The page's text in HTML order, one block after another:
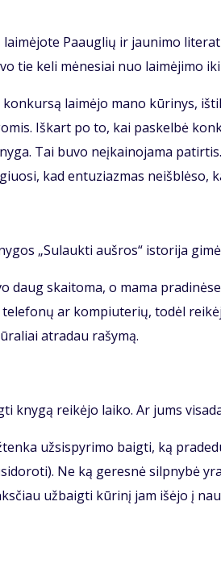
laimėjote Paauglių ir jaunimo
tie keli mėnesiai nuo laimėjimo
konkursą laimėjo mano kūrinys,
Iškart po to, kai paskelbė
Tai buvo neįkainojama
kad entuziazmas neišblėso,
„Sulaukti aušros“ istorija
daug skaitoma, o mama
ar kompiuterių, todėl
atradau rašymą.
knygą reikėjo laiko. Ar jums
užsispyrimo baigti, ką
Ne ką geresnė silpnybė
užbaigti kūrinį jam išėjo į